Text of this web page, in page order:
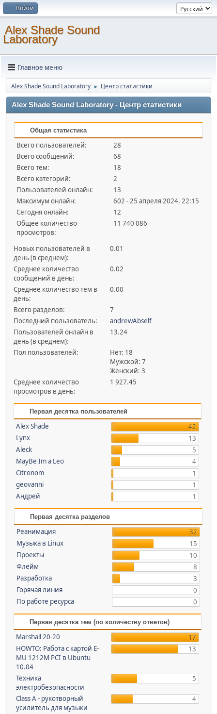
Войти
Alex Shade Sound
Laboratory
Главное меню
Alex Shade Sound Laboratory ► Центр статистики
Alex Shade Sound Laboratory - Центр статистики
Общая статистика
Всего пользователей:
28
Всего сообщений:
68
Всего тем:
18
Всего категорий:
2
Пользователей онлайн:
13
Максимум онлайн:
602 - 25 апреля 2024, 22:15
Сегодня онлайн:
12
Общее количество
просмотров:
11 740 086
Новых пользователей в
день (в среднем):
0.01
Среднее количество
сообщений в день:
0.02
Среднее количество тем в
день:
0.00
Всего разделов:
7
Последний пользователь:
andrewAbself
Пользователей онлайн в
день (в среднем):
13.24
Пол пользователей:
Нет: 18
Мужской: 7
Женский: 3
Среднее количество
просмотров в день:
1 927.45
Первая десятка пользователей
Alex Shade
42
Lynx
13
Aleck
5
MayBe Im a Leo
4
Citronom
1
geovanni
1
Андрей
1
Первая десятка разделов
Реанимация
32
Музыка в Linux
15
Проекты
10
Флейм
8
Разработка
3
Горячая линия
0
По работе ресурса
0
Первая десятка тем (по количеству ответов)
Marshall 20-20
17
HOWTO: Работа с картой E-
MU 1212M PCI в Ubuntu
10.04
13
Техника
электробезопасности
5
Class A - рукотворный
усилитель для музыки
4